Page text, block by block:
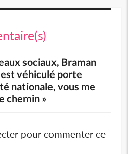
sociaux, Braman
est véhiculé porte
nationale, vous me
chemin »
pour commenter ce